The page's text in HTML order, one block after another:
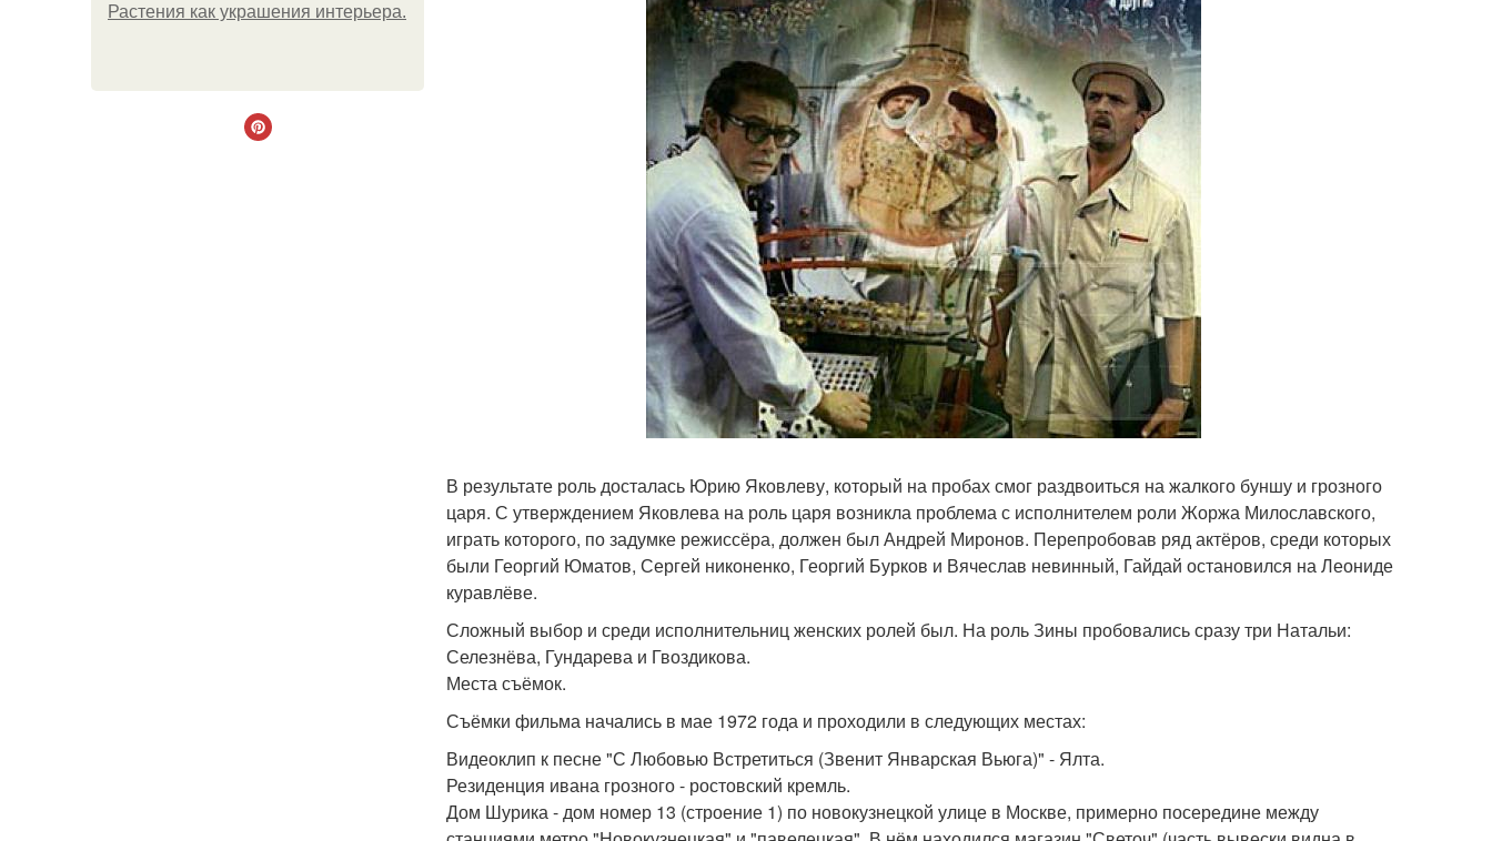
Растения как украшения интерьера.
В результате роль досталась Юрию Яковлеву, который на пробах смог раздвоиться на жалкого буншу и грозного
царя. С утверждением Яковлева на роль царя возникла проблема с исполнителем роли Жоржа Милославского,
играть которого, по задумке режиссёра, должен был Андрей Миронов. Перепробовав ряд актёров, среди которых
были Георгий Юматов, Сергей никоненко, Георгий Бурков и Вячеслав невинный, Гайдай остановился на Леониде
куравлёве.
Сложный выбор и среди исполнительниц женских ролей был. На роль Зины пробовались сразу три Натальи:
Селезнёва, Гундарева и Гвоздикова.
Места съёмок.
Съёмки фильма начались в мае 1972 года и проходили в следующих местах:
Видеоклип к песне "С Любовью Встретиться (Звенит Январская Вьюга)" - Ялта.
Резиденция ивана грозного - ростовский кремль.
Дом Шурика - дом номер 13 (строение 1) по новокузнецкой улице в Москве, примерно посередине между